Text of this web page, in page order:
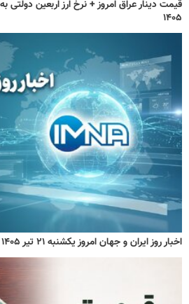
۱۴۰۵
اخبار روز ایران و جهان امروز یکشنبه ۲۱ تیر ۱۴۰۵ / خبر فوری جنگ ایران و آمریکا